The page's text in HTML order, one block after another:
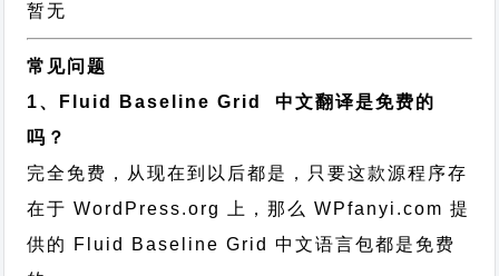
暂无
常见问题
1、Fluid Baseline Grid 中文翻译是免费的
吗？
完全免费，从现在到以后都是，只要这款源程序存
在于 WordPress.org 上，那么 WPfanyi.com 提
供的 Fluid Baseline Grid 中文语言包都是免费